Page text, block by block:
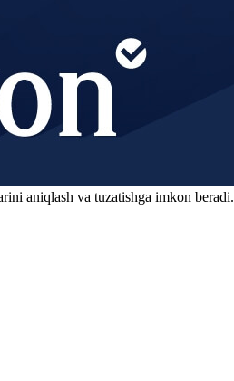
aniqlash va tuzatishga imkon beradi.